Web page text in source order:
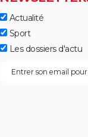
Actualité
Sport
Les dossiers d'actu